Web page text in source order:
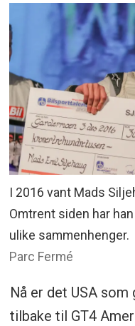
I 2016 vant Mads
Omtrent siden har
ulike sammenhenger.
Parc Fermé
Nå er det USA som
tilbake til GT4